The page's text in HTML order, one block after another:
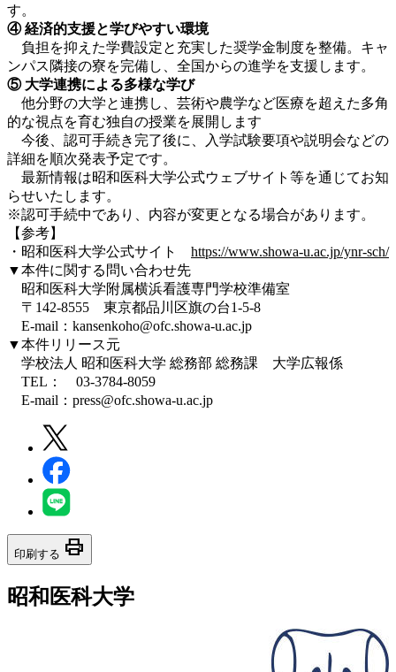
す。
④ 経済的支援と学びやすい環境
負担を抑えた学費設定と充実した奨学金制度を整備。キャ
ンパス隣接の寮を完備し、全国からの進学を支援します。
⑤ 大学連携による多様な学び
他分野の大学と連携し、芸術や農学など医療を超えた多角
的な視点を育む独自の授業を展開します
今後、認可手続き完了後に、入学試験要項や説明会などの
詳細を順次発表予定です。
最新情報は昭和医科大学公式ウェブサイト等を通じてお知
らせいたします。
※認可手続中であり、内容が変更となる場合があります。
【参考】
・昭和医科大学公式サイト https://www.showa-u.ac.jp/ynr-sch/
▼本件に関する問い合わせ先
昭和医科大学附属横浜看護専門学校準備室
〒142-8555 東京都品川区旗の台1-5-8
E-mail：kansenkoho@ofc.showa-u.ac.jp
▼本件リリース元
学校法人 昭和医科大学 総務部 総務課 大学広報係
TEL： 03-3784-8059
E-mail：press@ofc.showa-u.ac.jp
印刷する print
昭和医科大学